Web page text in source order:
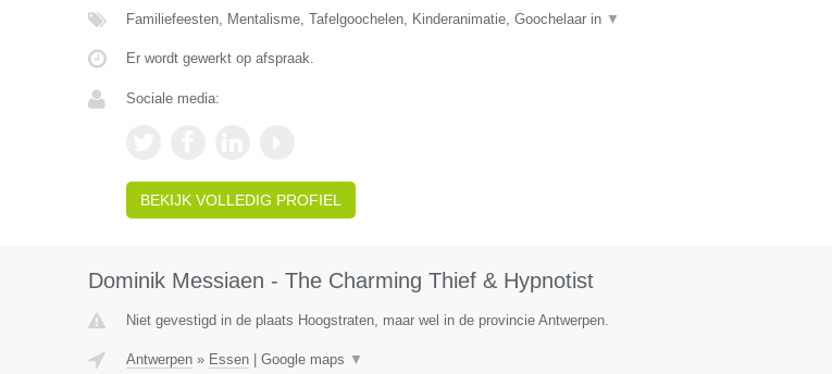
Familiefeesten, Mentalisme, Tafelgoochelen, Kinderanimatie, Goochelaar in ▼
Er wordt gewerkt op afspraak.
Sociale media:
BEKIJK VOLLEDIG PROFIEL
Dominik Messiaen - The Charming Thief & Hypnotist
Niet gevestigd in de plaats Hoogstraten, maar wel in de provincie Antwerpen.
Antwerpen» Essen| Google maps ▼